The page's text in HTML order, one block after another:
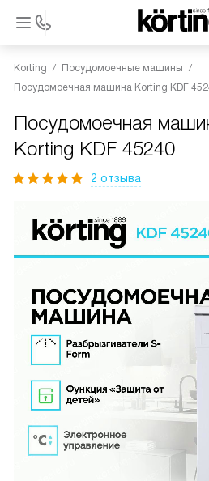
Korting
Посудомоечные машины
Посудомоечная машина Korting KDF
Посудомоечная
Korting KDF 45240
2 отзыва